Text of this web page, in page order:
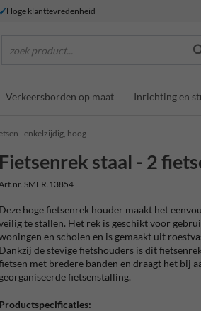
Hoge klanttevredenheid
zoek product...
Verkeersborden op maat Inrichting en
- enkelzijdig, hoog
Fietsenrek staal - 2
SMFR.13854
Deze hoge fietsenrek houder maakt het
te stallen. Het rek is geschikt voor
en scholen en is gemaakt uit
Dankzij de stevige fietshouders is dit
met bredere banden en draagt het bij
georganiseerde fietsenstalling.
Productspecificaties: